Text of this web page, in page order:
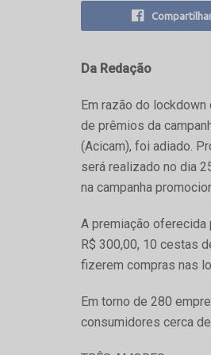
Da Redação
Em razão do
de prêmios da
(Acicam), foi adiado.
será realizado no dia
na campanha
A premiação
R$ 300,00, 10 cestas
fizerem compras nas
Em torno de 280
consumidores cerca